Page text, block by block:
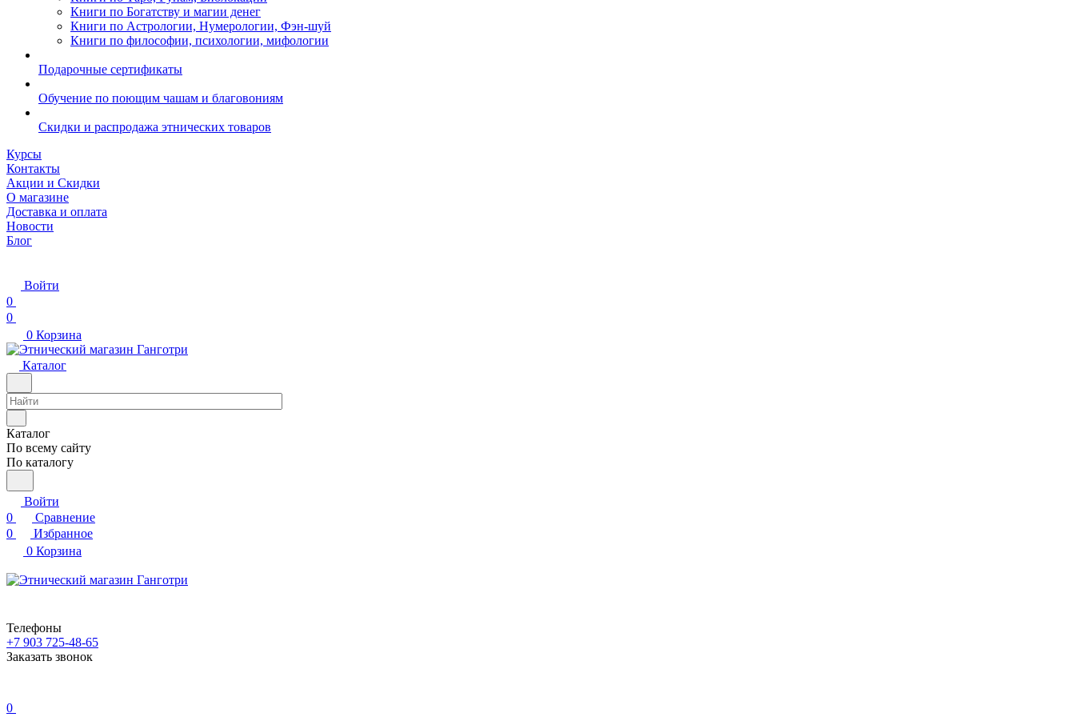
Книги по Богатству и магии денег
Книги по Астрологии, Нумерологии, Фэн-шуй
Книги по философии, психологии, мифологии
Подарочные сертификаты
Обучение по поющим чашам и благовониям
Скидки и распродажа этнических товаров
Курсы
Контакты
Акции и Скидки
О магазине
Доставка и оплата
Новости
Блог
Войти
0
0
0 Корзина
Каталог
Каталог
По всему сайту
По каталогу
Войти
0
Сравнение
0
Избранное
0 Корзина
Телефоны
+7 903 725-48-65
Заказать звонок
0